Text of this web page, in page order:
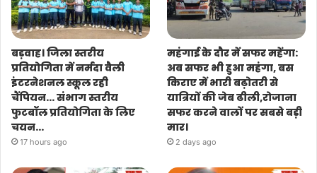
बड़वाह। जिला स्तरीय
प्रतियोगिता में नर्मदा वैली
इंटरनेशनल स्कूल रही
चैंपियन… संभाग स्तरीय
फुटबॉल प्रतियोगिता के लिए
चयन…
17 hours ago
महंगाई के दौर में सफर महेंगा:
अब सफर भी हुआ महंगा, बस
किराए में भारी बढ़ोतरी से
यात्रियों की जेब ढीली,रोजाना
सफर करने वालों पर सबसे बड़ी
मार।
2 days ago